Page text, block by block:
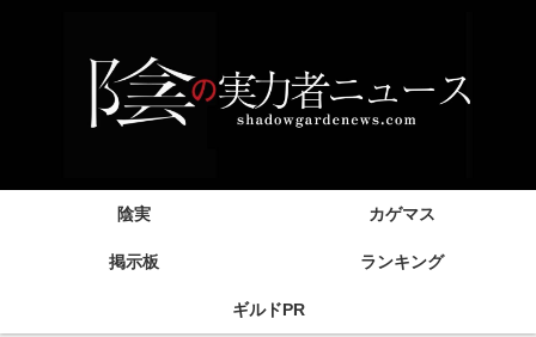
陰実 カゲマス
掲示板 ランキング
ギルドPR